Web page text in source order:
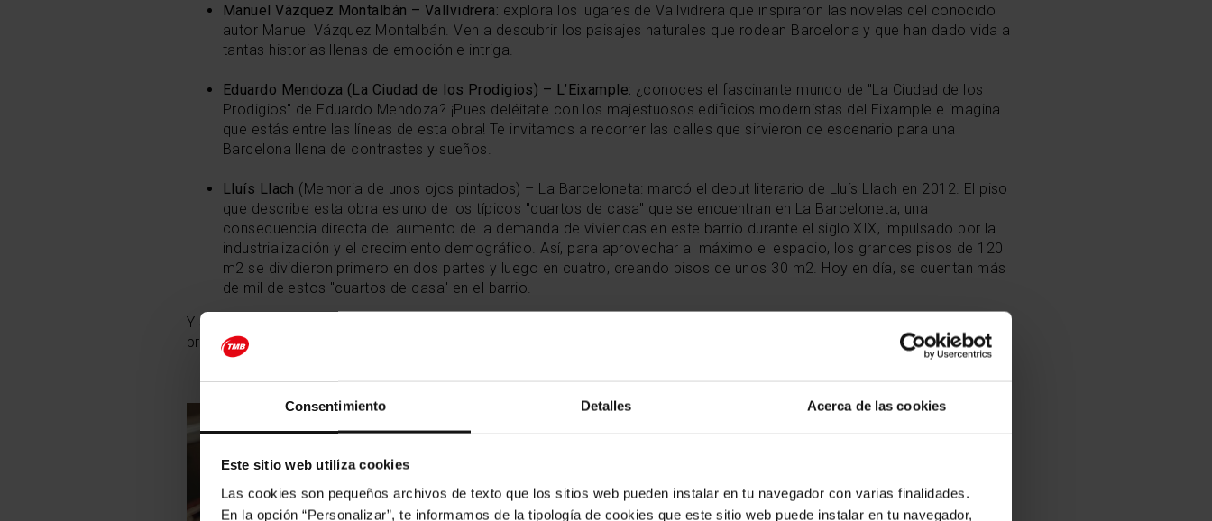
Consentimiento Detalles Acerca de las cookies
Este sitio web utiliza cookies
Las cookies son pequeños archivos de texto que los sitios web pueden instalar en tu navegador con varias finalidades.
En la opción “Personalizar”, te informamos de la tipología de cookies que este sitio web puede instalar en tu navegador,
Manuel Vázquez Montalbán – Vallvidrera: explora los lugares de Vallvidrera que inspiraron las novelas del conocido
autor Manuel Vázquez Montalbán. Ven a descubrir los paisajes naturales que rodean Barcelona y que han dado vida a
tantas historias llenas de emoción e intriga.
Eduardo Mendoza (La Ciudad de los Prodigios) – L’Eixample: ¿conoces el fascinante mundo de "La Ciudad de los
Prodigios" de Eduardo Mendoza? ¡Pues deléitate con los majestuosos edificios modernistas del Eixample e imagina
que estás entre las líneas de esta obra! Te invitamos a recorrer las calles que sirvieron de escenario para una
Barcelona llena de contrastes y sueños.
Lluís Llach (Memoria de unos ojos pintados) – La Barceloneta: marcó el debut literario de Lluís Llach en 2012. El piso
que describe esta obra es uno de los típicos "cuartos de casa" que se encuentran en La Barceloneta, una
consecuencia directa del aumento de la demanda de viviendas en este barrio durante el siglo XIX, impulsado por la
industrialización y el crecimiento demográfico. Así, para aprovechar al máximo el espacio, los grandes pisos de 120
m2 se dividieron primero en dos partes y luego en cuatro, creando pisos de unos 30 m2. Hoy en día, se cuentan más
de mil de estos "cuartos de casa" en el barrio.
Y si te quedas con ganas de más recorridos culturales, no olvides visitar también las
preparadas para ti, con las